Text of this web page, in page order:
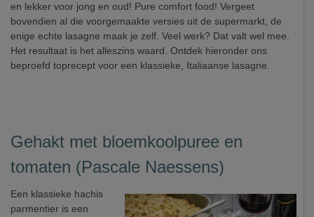
en lekker voor jong en oud! Pure comfort food! Vergeet
bovendien al die voorgemaakte versies uit de supermarkt, de
enige echte lasagne maak je zelf. Veel werk? Dat valt wel mee.
Het resultaat is het alleszins waard. Ontdek hieronder ons
beproefd toprecept voor een klassieke, Italiaanse lasagne.
Gehakt met bloemkoolpuree en
tomaten (Pascale Naessens)
Een klassieke hachis
parmentier is een